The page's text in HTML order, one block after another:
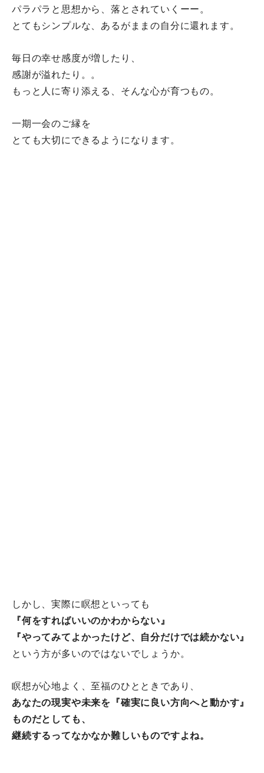
パラパラと思想から、落とされていくーー。
とてもシンプルな、あるがままの自分に還れます。
毎日の幸せ感度が増したり、
感謝が溢れたり。。
もっと人に寄り添える、そんな心が育つもの。
一期一会のご縁を
とても大切にできるようになります。
しかし、実際に瞑想といっても
『何をすればいいのかわからない』
『やってみてよかったけど、自分だけでは続かない』
という方が多いのではないでしょうか。
瞑想が心地よく、至福のひとときであり、
あなたの現実や未来を『確実に良い方向へと動かす』
ものだとしても、
継続するってなかなか難しいものですよね。